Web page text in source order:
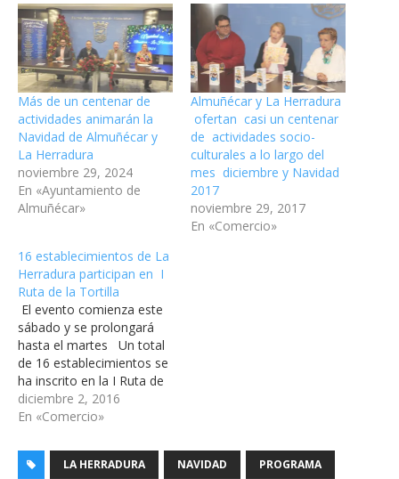
Más de un centenar de
actividades animarán la
Navidad de Almuñécar y
La Herradura
noviembre 29, 2024
En «Ayuntamiento de
Almuñécar»
Almuñécar y La Herradura
ofertan casi un centenar
de actividades socio-
culturales a lo largo del
mes diciembre y Navidad
2017
noviembre 29, 2017
En «Comercio»
16 establecimientos de La
Herradura participan en I
Ruta de la Tortilla
El evento comienza este
sábado y se prolongará
hasta el martes Un total
de 16 establecimientos se
ha inscrito en la I Ruta de
la Tortilla de La Herradura
que se celebra desde este
prolongará hasta el
martes día 6, según ha
diciembre 2, 2016
En «Comercio»
LA HERRADURA NAVIDAD PROGRAMA